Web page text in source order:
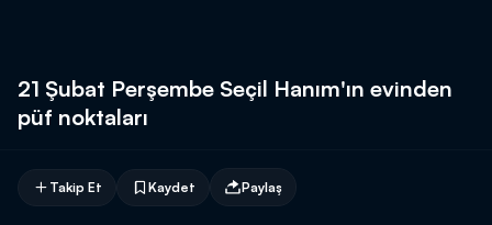
21 Şubat Perşembe Seçil Hanım'ın evinden
püf noktaları
Takip Et Kaydet Paylaş